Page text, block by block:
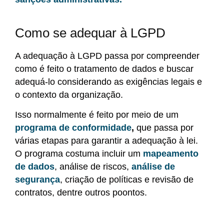
Como se adequar à LGPD
A adequação à LGPD passa por compreender
como é feito o tratamento de dados e buscar
adequá-lo considerando as exigências legais e
o contexto da organização.
Isso normalmente é feito por meio de um
programa de conformidade, que passa por
várias etapas para garantir a adequação à lei.
O programa costuma incluir um mapeamento
de dados, análise de riscos,análise de
segurança, criação de políticas e revisão de
contratos, dentre outros poontos.